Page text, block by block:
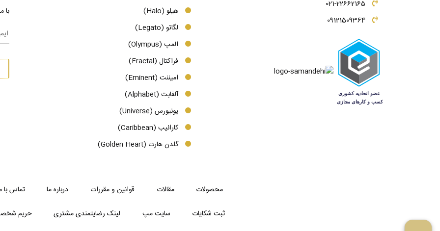
021-22662165
09121509364
هیلو (Halo)
لگاتو (Legato)
المپ (Olympus)
فراکتال (Fractal)
امیننت (Eminent)
آلفابت (Alphabet)
یونیورس (Universe)
کارائیب (Caribbean)
گلدن هارت (Golden Heart)
با
محصولات مقالات قوانین و مقررات درباره ما تماس با
ثبت شکایات سایت مپ لینک رضایتمندی مشتری حریم